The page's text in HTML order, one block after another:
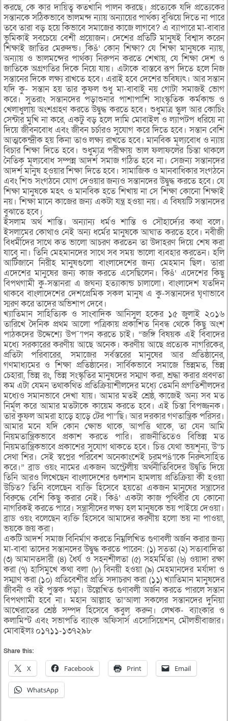
করছে, কে কার দায়িত্ব কতখানি পালন করছে। প্রত্যেকে যদি প্রত্যেকের
সন্তানকে সঠিকভাবে ভালমন্দ ন্যায় অন্যায়ের পার্থক্য বুঝিয়ে দিতে না পারে
তবে তারা বড় হয়ে কিভাবে সমাজের কাজে লাগবে? এ ব্যাপারে মা-বাবার
ভূমিকাই সবচেয়ে বেশী প্রয়োজন। দেশের প্রতিটি মানুষই বিশ্বাস করেন
শিক্ষাই জাতির মেরুদন্ড। কিš‘ কোন্ শিক্ষা? যে শিক্ষা মানুষকে ন্যায়,
অন্যায় ও ভালমন্দের পার্থক্য নিরুপন করতে শেখায়, যে শিক্ষা দেশ ও
জাতিকে অগ্রগতির দিকে নিয়ে যায়। এটাকে বাস্তবে রূপ দিতে হলে নিজ
সন্তানের দিকে লক্ষ্য রাখতে হবে। এরাই হবে দেশের ভবিষ্যৎ। আর সন্তান
যদি কু- সন্তান হয় তার কুফল শুধু মা-বাবাই নয় গোটা সমাজই ভোগ
করে। সুতরাং সন্তানদের পড়াশুনার পাশাপাশি সাংস্কৃতিক কর্মকান্ড ও
খেলাধুলায় অংশগ্রহণ করতে উদ্বুদ্ধ করতে হবে। শুধুমাত্র স্কুল আর কোচিং
সেন্টার মুখি না করে, একটু বড় হলে দামি মোবাইল ও ল্যাপটপ ধরিয়ে না
দিয়ে জীবনবোধ এবং জীবন চর্চারও সুযোগ করে দিতে হবে। সন্তান বেশি
আত্মকেন্দ্রীক হয় কিনা তাও লক্ষ্য রাখতে হবে। মানবিক মূল্যবোধ ও ন্যায়
বিচার শিক্ষা দিতে হবে। শুধুমাত্র পরীক্ষায় ভাল ফলাফলের চিন্তা থাকলে
নৈতিক মূল্যবোধ সম্পন্ন আদর্শ সমাজ গঠিত হবে না। সেজন্য সন্তানদের
আদর্শ মানুষ হওয়ার শিক্ষা দিতে হবে। সামাজিক ও মানবাধিকার সংগঠনে
এবং শিশু সংগঠনে যোগ দেওয়ার জন্যও সন্তানদের উদ্বুদ্ধ করতে হবে। যে
শিক্ষা মানুষকে মহৎ ও মানবিক হতে শিখায় না সে শিক্ষা কোনো শিক্ষাই
নয়। শিক্ষা মানে কাজের জন্য একটা যন্ত্র হওয়া নয়। এ বিষয়টি সন্তানদের
বুঝাতে হবে।
ইসলাম অর্থ শান্তি। অন্যান্য ধর্মও শান্তি ও সৌহার্দ্যের কথা বলে।
ইসলামের কোথাও নেই অন্য ধর্মের মানুষকে আঘাত করতে হবে। নবীজী
বিধর্মীদের সাথে কত ভালো আচরণ করতেন তা উদাহরণ দিয়ে শেষ করা
যাবে না। তিনি মেহমানদের সাথে সব সময় ভালো ব্যবহার করতেন। হলি
আর্টিজানে নিরীহ মানুষগুলো বাংলাদেশের জন্য মেহমান ছিল। তারা
এদেশের মানুষের জন্য কাজ করতে এসেছিলেন। কিš‘ এদেশের কিছু
বিপথগামী কু-সন্তানরা এ জঘন্য হত্যাকান্ড চালালো। বাংলাদেশ যতদিন
থাকবে বাংলাদেশের দেশপ্রেমিক সকল মানুষ এ কু-সন্তানদের ঘৃণাভাবে
স্মরণ করে তাদের অভিশাপ দেবে।
খ্যাতিমান সাহিত্যিক ও সাংবাদিক আনিসুল হকের ১৫ জুলাই ২০১৬
তারিখে দৈনিক প্রথম আলো পত্রিকায় প্রকাশিত নিবন্ধ থেকে কিছু অংশ
পাঠকদের উদ্দেশ্যে উপ¯’াপন করতে চাই। “জঙ্গি বিষয়ক এই বিবাদের
মধ্যে সরকারের করণীয় আছে অনেক। করণীয় আছে প্রত্যেক নাগরিকের,
প্রতিটা পরিবারের, সমাজের সর্বস্তরের মানুষের আর প্রতিষ্ঠানের,
গণমাধ্যমের ও শিক্ষা প্রতিষ্ঠানের। সার্বিকভাবে সমাজে ভিন্নমত, ভিন্ন
চেহারা, ভিন্ন রং, ভিন্ন সংস্কৃতির মানুষদের সম্মাণ করা, শ্রদ্ধা করার প্রবণতা
কম এটা যেমন তথাকথিত প্রতিক্রিয়াশীলদের মধ্যে তেমনি প্রগতিশীলদের
মধ্যেও সমানভাবে দেখা যায়। আমার মতই শ্রেষ্ঠ, কাজেই অন্য সব মত
নির্মূল করে আমার মতটাকে কায়েম করতে হবে। এই চিন্তা বিপজ্জনক।
তার কুফল আমরা হাড়ে হাড়ে টের পা”িছ। আর দরকার গণতান্ত্রিক পরিসর।
আমার মনে যদি কোন ক্ষোভ থাকে, আপত্তি থাকে, তা যেন আমি
নিয়মতান্ত্রিকভাবে প্রকাশ করতে পারি। রাজনীতিতেও বিভিন্ন মত
নিয়মতান্ত্রিকভাবে প্রকাশের সুযোগ থাকতে হবে। চিত্ত যেথা ভয়শূন্য, উ”চ
সেথা শির। সেই স্বপ্নের পরিবেশ অনেকাংশেই চরমপš’াকে নিরুৎসাহিত
করে।” ব্রাড ওয়ং নামের একজন অস্ট্রেলীয় অর্থনীতিবিদের উদ্বৃতি দিয়ে
তিনি আরও লিখেছেন বাংলাদেশের গুলশান হামলায় প্রতিক্রিয়া কী হওয়া
উচিত? তিনি বলেছেন ব্যক্তি হিসেবে হয়তো একজন মানুষের সন্ত্রাসের
বিরুদ্ধে বেশি কিছু করার নেই। কিš‘ একটা কাজ পৃথিবীর যে কোনো
নাগরিকই করতে পারে। সন্ত্রাসীদের লক্ষ্য হল মানুষকে ভয় পাইয়ে দেওয়া।
ব্রাড ওয়ং বলেছেন ব্যক্তি হিসেবে আমাদের করণীয় হলো ভয় না পাওয়া,
ভয়কে জয় করা।
একটি আদর্শ সমাজ বিনির্মাণ করতে নিম্নলিখিত গুণাবলী অর্জন করার জন্য
মা-বাবা তাদের সন্তানদের উদ্বুদ্ধ করতে পারেন: (১) সততা (২) সত্যবাদিতা
(৩) আমানতদারী (৪) ধৈর্য ও সহনশীলতা (৫) সহমর্মিতা (৬) ওয়াদা রক্ষা
করা (৭) হাসিমুখে কথা বলা (৮) বিনয়ী হওয়া (৯) মেহমানদের মর্যাদা ও
সম্মাণ করা (১০) প্রতিবেশীর প্রতি সদাচরণ করা (১১) খ্যাতিমান মানুষদের
জীবনী ও বই পুস্তক পড়া। উল্লেখিত গুণাবলী অর্জন করতে পারলে সন্তান
বিপথগামী হবে না। মহান আল্লাহ তা’আলা সকলের সন্তানদের দুনিয়া
আখেরাতের শ্রেষ্ঠ সম্পদ হিসেবে কবুল করুন। লেখক- ব্যাংকার ও
কলামিস্ট এবং সভাপতি ব্যাংক অফিসার্স এসোসিয়েশন, মৌলভীবাজার।
মোবাইলঃ ০১৭১১-১৩৭২৯৮
Share this:
X Facebook Print Email
WhatsApp